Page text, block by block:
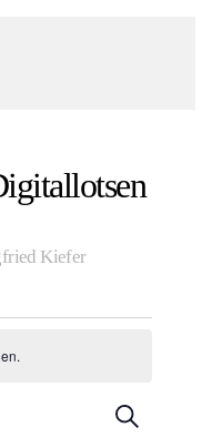
Kiefer
Suche